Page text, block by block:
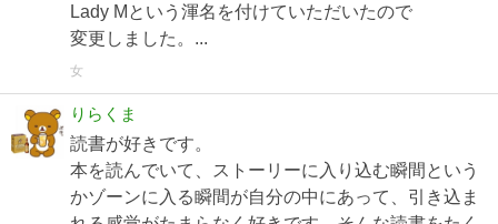
Lady Mという渾名を付けていただいたので
変更しました。...
女
りらくま
読書が好きです。
本を読んでいて、ストーリーに入り込む瞬間という
かゾーンに入る瞬間が自分の中にあって、引き込ま